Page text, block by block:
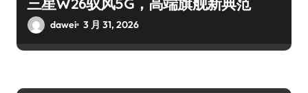
dawei 3 月 31, 2026